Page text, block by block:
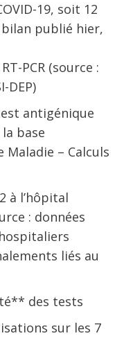
19, soit 12
publié hier,
PCR (source :
DEP)
antigénique
base
Maladie – Calculs
à l’hôpital
: données
liés au
des tests
sur les 7